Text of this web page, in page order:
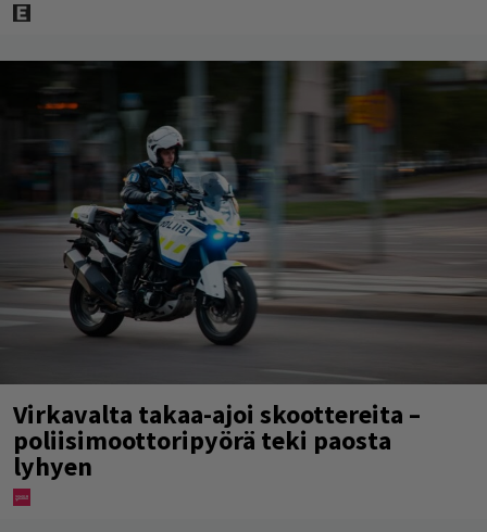
Virkavalta takaa-ajoi skoottereita –
poliisimoottoripyörä teki paosta
lyhyen